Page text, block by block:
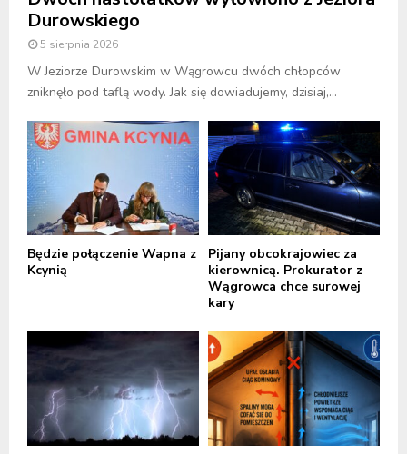
Durowskiego
5 sierpnia 2026
W Jeziorze Durowskim w Wągrowcu dwóch chłopców
zniknęło pod taflą wody. Jak się dowiadujemy, dzisiaj,...
Będzie połączenie Wapna z
Kcynią
Pijany obcokrajowiec za
kierownicą. Prokurator z
Wągrowca chce surowej
kary